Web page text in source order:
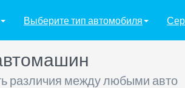
Выберите тип автомобиля
различия между любыми авто